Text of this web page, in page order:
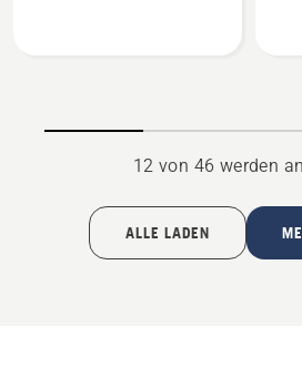
12 von 46 werden
ALLE LADEN